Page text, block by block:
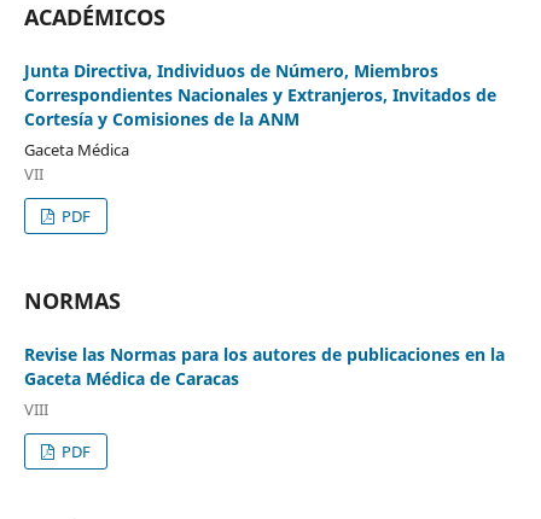
ACADÉMICOS
Junta Directiva, Individuos de Número, Miembros
Correspondientes Nacionales y Extranjeros, Invitados de
Cortesía y Comisiones de la ANM
Gaceta Médica
VII
PDF
NORMAS
Revise las Normas para los autores de publicaciones en la
Gaceta Médica de Caracas
VIII
PDF